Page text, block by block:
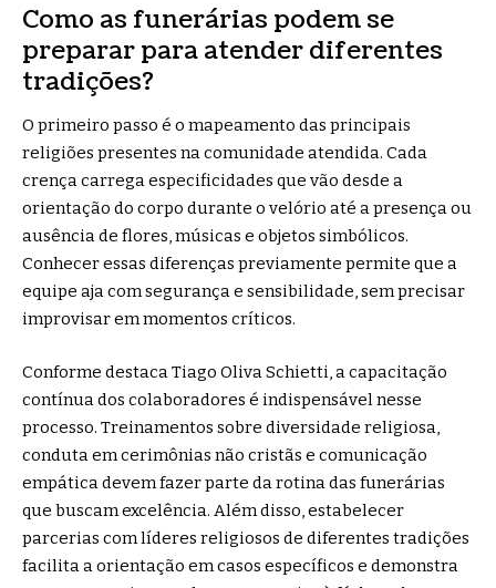
Como as funerárias podem se
preparar para atender diferentes
tradições?
O primeiro passo é o mapeamento das principais
religiões presentes na comunidade atendida. Cada
crença carrega especificidades que vão desde a
orientação do corpo durante o velório até a presença ou
ausência de flores, músicas e objetos simbólicos.
Conhecer essas diferenças previamente permite que a
equipe aja com segurança e sensibilidade, sem precisar
improvisar em momentos críticos.
Conforme destaca Tiago Oliva Schietti, a capacitação
contínua dos colaboradores é indispensável nesse
processo. Treinamentos sobre diversidade religiosa,
conduta em cerimônias não cristãs e comunicação
empática devem fazer parte da rotina das funerárias
que buscam excelência. Além disso, estabelecer
parcerias com líderes religiosos de diferentes tradições
facilita a orientação em casos específicos e demonstra